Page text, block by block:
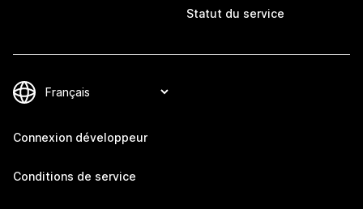
Statut du service
Connexion développeur
Conditions de service